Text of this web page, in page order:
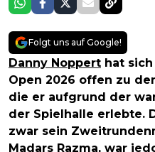
Folgt uns auf Google!
Danny Noppert hat
Open 2026 offen zu
die er aufgrund der
der Spielhalle erlebte.
zwar sein
Madars Razma, war